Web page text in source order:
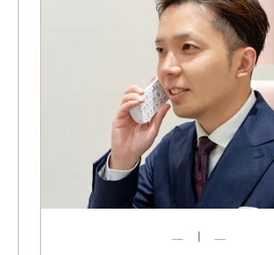
— Ⅰ —